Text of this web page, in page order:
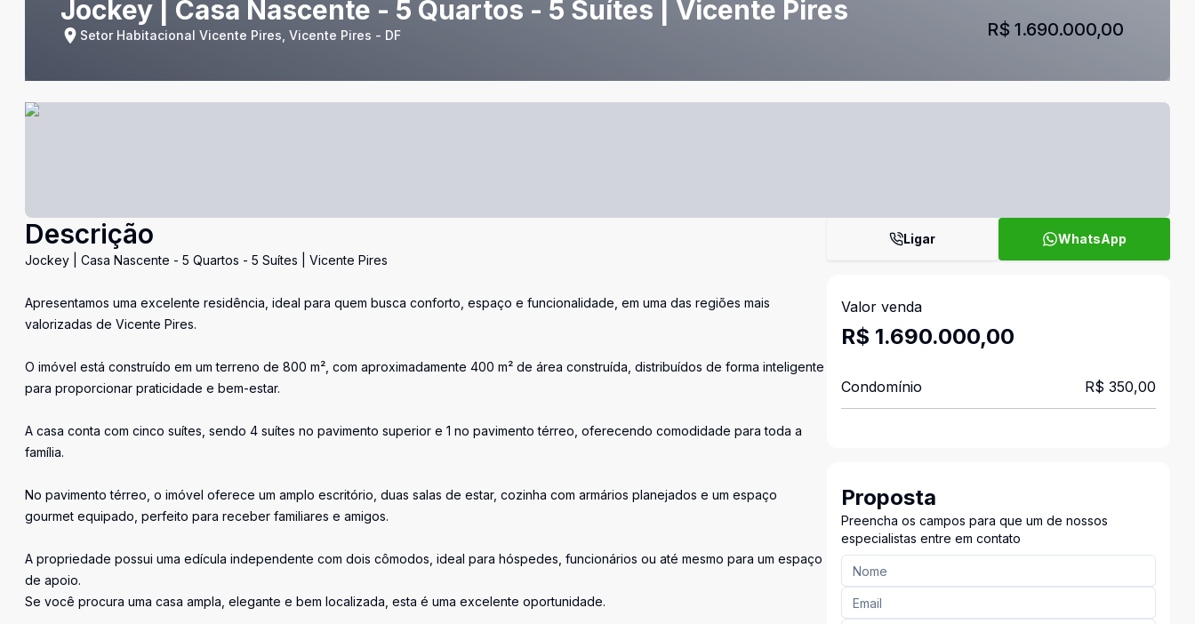
Jockey | Casa Nascente - 5 Quartos - 5 Suítes | Vicente Pires
Setor Habitacional Vicente Pires, Vicente Pires - DF R$ 1.690.000,00
Descrição
Jockey | Casa Nascente - 5 Quartos - 5 Suítes | Vicente Pires
Apresentamos uma excelente residência, ideal para quem busca conforto, espaço e funcionalidade, em uma das regiões mais
valorizadas de Vicente Pires.
O imóvel está construído em um terreno de 800 m², com aproximadamente 400 m² de área construída, distribuídos de forma inteligente
para proporcionar praticidade e bem-estar.
A casa conta com cinco suítes, sendo 4 suítes no pavimento superior e 1 no pavimento térreo, oferecendo comodidade para toda a
família.
No pavimento térreo, o imóvel oferece um amplo escritório, duas salas de estar, cozinha com armários planejados e um espaço
gourmet equipado, perfeito para receber familiares e amigos.
A propriedade possui uma edícula independente com dois cômodos, ideal para hóspedes, funcionários ou até mesmo para um espaço
de apoio.
Se você procura uma casa ampla, elegante e bem localizada, esta é uma excelente oportunidade.
Ligar WhatsApp
Valor venda
R$ 1.690.000,00
Condomínio R$ 350,00
Proposta
Preencha os campos para que um de nossos
especialistas entre em contato